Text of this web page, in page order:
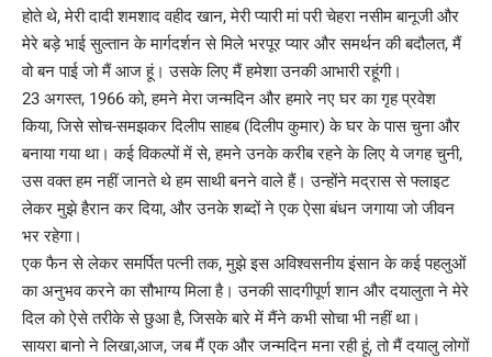
होते थे, मेरी दादी शमशाद वहीद खान, मेरी प्यारी मां परी चेहरा नसीम बानूजी और
मेरे बड़े भाई सुल्तान के मार्गदर्शन से मिले भरपूर प्यार और समर्थन की बदौलत, मैं
वो बन पाई जो मैं आज हूं। उसके लिए मैं हमेशा उनकी आभारी रहूंगी।
23 अगस्त, 1966 को, हमने मेरा जन्मदिन और हमारे नए घर का गृह प्रवेश
किया, जिसे सोच-समझकर दिलीप साहब (दिलीप कुमार) के घर के पास चुना और
बनाया गया था। कई विकल्पों में से, हमने उनके करीब रहने के लिए ये जगह चुनी,
उस वक्त हम नहीं जानते थे हम साथी बनने वाले हैं। उन्होंने मद्रास से फ्लाइट
लेकर मुझे हैरान कर दिया, और उनके शब्दों ने एक ऐसा बंधन जगाया जो जीवन
भर रहेगा।
एक फैन से लेकर समर्पित पत्नी तक, मुझे इस अविश्वसनीय इंसान के कई पहलुओं
का अनुभव करने का सौभाग्य मिला है। उनकी सादगीपूर्ण शान और दयालुता ने मेरे
दिल को ऐसे तरीके से छुआ है, जिसके बारे में मैंने कभी सोचा भी नहीं था।
सायरा बानो ने लिखा,आज, जब मैं एक और जन्मदिन मना रही हूं, तो मैं दयालु लोगों